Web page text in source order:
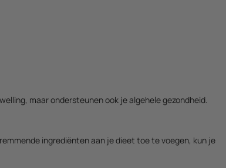
maar ondersteunen ook je algehele gezondheid.
ingrediënten aan je dieet toe te voegen, kun je